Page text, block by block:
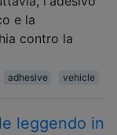
e la
contro la
adhesive vehicle
leggendo in